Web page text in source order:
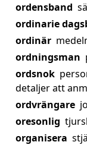
ordensband
ordinarie
ordinär
ordningsman
ordsnok
detaljer att
ordvrängare
oresonlig
organisera